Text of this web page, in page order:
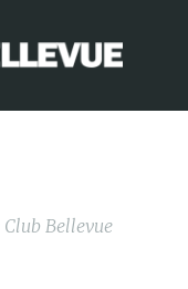
Club Bellevue